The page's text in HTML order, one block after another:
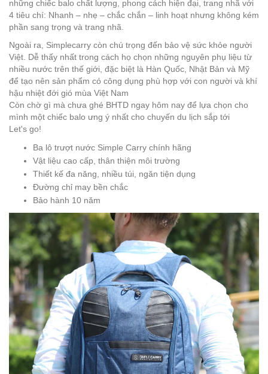
những chiếc balo chất lượng, phong cách hiện đại, trang nhã với
4 tiêu chí: Nhanh – nhẹ – chắc chắn – linh hoạt nhưng không kém
phần sang trọng và trang nhã.
Ngoài ra, Simplecarry còn chú trọng đến bảo vệ sức khỏe người
Việt. Dễ thấy nhất trong cách họ chọn những nguyên phụ liệu từ
nhiều nước trên thế giới, đặc biệt là Hàn Quốc, Nhật Bản và Mỹ
để tạo nên sản phẩm có công dụng phù hợp với con người và khí
hậu nhiệt đới gió mùa Việt Nam
Còn chờ gì mà chưa ghé BHTD ngay hôm nay để lựa chọn cho
mình một chiếc balo ưng ý nhất cho chuyến du lịch sắp tới
Let's go!
Ba lô trượt nước Simple Carry chính hãng
Vật liệu cao cấp, thân thiện môi trường
Thiết kế đa năng, nhiều túi, ngăn tiện dụng
Đường chỉ may bền chắc
Bảo hành 10 năm